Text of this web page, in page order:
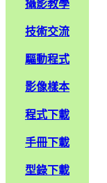
攝影教學
技術交流
驅動程式
影像樣本
程式下載
手冊下載
型錄下載